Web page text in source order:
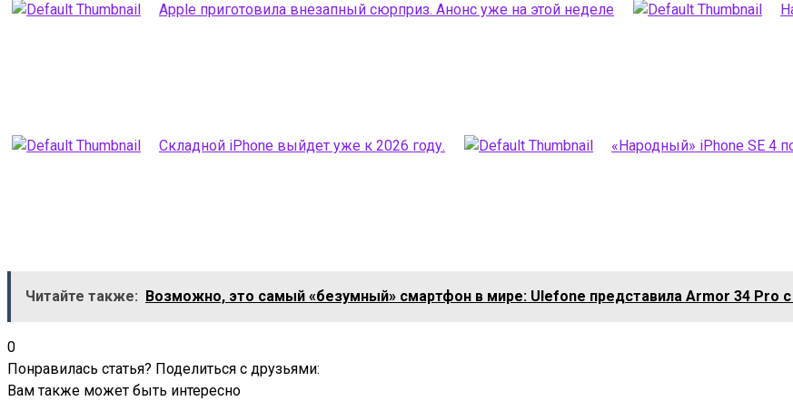
Apple приготовила внезапный сюрприз. Анонс уже на этой неделе
Складной iPhone выйдет уже к 2026 году. «Народный» iPhone SE 4
Читайте также: Возможно, это самый «безумный» смартфон в мире: Ulefone представила Armor 34 Pro
0
Понравилась статья? Поделиться с друзьями:
Вам также может быть интересно